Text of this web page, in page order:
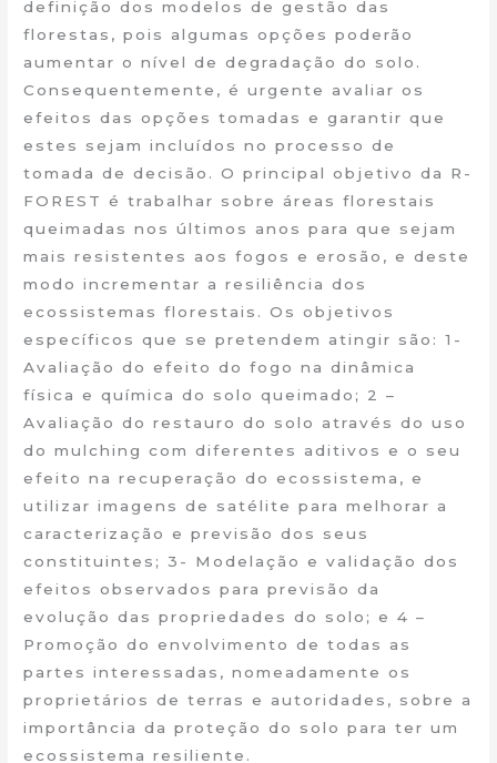
definição dos modelos de gestão das
florestas, pois algumas opções poderão
aumentar o nível de degradação do solo.
Consequentemente, é urgente avaliar os
efeitos das opções tomadas e garantir que
estes sejam incluídos no processo de
tomada de decisão. O principal objetivo da R-
FOREST é trabalhar sobre áreas florestais
queimadas nos últimos anos para que sejam
mais resistentes aos fogos e erosão, e deste
modo incrementar a resiliência dos
ecossistemas florestais. Os objetivos
específicos que se pretendem atingir são: 1-
Avaliação do efeito do fogo na dinâmica
física e química do solo queimado; 2 –
Avaliação do restauro do solo através do uso
do mulching com diferentes aditivos e o seu
efeito na recuperação do ecossistema, e
utilizar imagens de satélite para melhorar a
caracterização e previsão dos seus
constituintes; 3- Modelação e validação dos
efeitos observados para previsão da
evolução das propriedades do solo; e 4 –
Promoção do envolvimento de todas as
partes interessadas, nomeadamente os
proprietários de terras e autoridades, sobre a
importância da proteção do solo para ter um
ecossistema resiliente.